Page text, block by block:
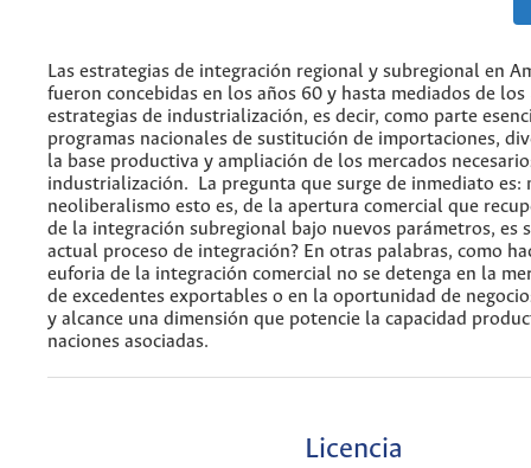
Las estrategias de integración regional y subregional en
fueron concebidas en los años 60 y hasta mediados de los
estrategias de industrialización, es decir, como parte
programas nacionales de sustitución de importaciones,
la base productiva y ampliación de los mercados
industrialización. La pregunta que surge de inmediato es:
neoliberalismo esto es, de la apertura comercial que
de la integración subregional bajo nuevos parámetros, es
actual proceso de integración? En otras palabras, como
euforia de la integración comercial no se detenga en la
de excedentes exportables o en la oportunidad de
y alcance una dimensión que potencie la capacidad
naciones asociadas.
Licencia